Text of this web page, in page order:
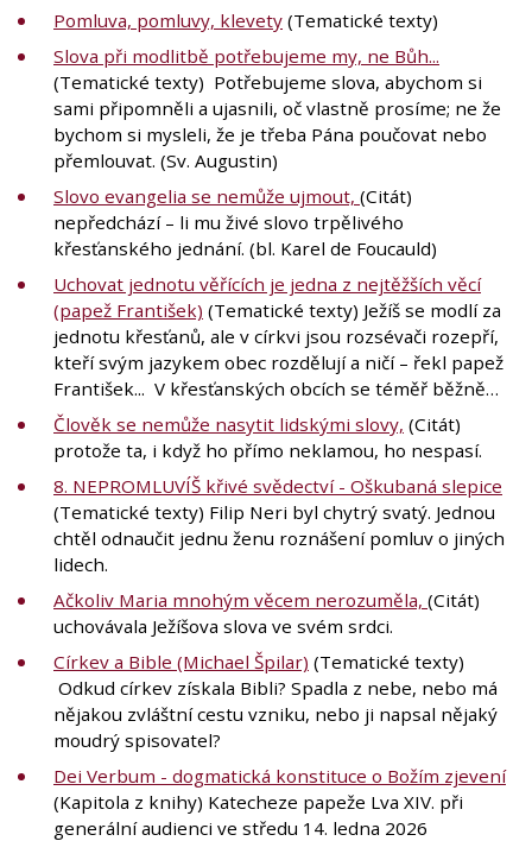
Pomluva, pomluvy, klevety (Tematické texty)
Slova při modlitbě potřebujeme my, ne Bůh...
(Tematické texty) Potřebujeme slova, abychom si
sami připomněli a ujasnili, oč vlastně prosíme; ne že
bychom si mysleli, že je třeba Pána poučovat nebo
přemlouvat. (Sv. Augustin)
Slovo evangelia se nemůže ujmout, (Citát)
nepředchází – li mu živé slovo trpělivého
křesťanského jednání. (bl. Karel de Foucauld)
Uchovat jednotu věřících je jedna z nejtěžších věcí
(papež František) (Tematické texty) Ježíš se modlí za
jednotu křesťanů, ale v církvi jsou rozsévači rozepří,
kteří svým jazykem obec rozdělují a ničí – řekl papež
František... V křesťanských obcích se téměř běžně…
Člověk se nemůže nasytit lidskými slovy, (Citát)
protože ta, i když ho přímo neklamou, ho nespasí.
8. NEPROMLUVÍŠ křivé svědectví - Oškubaná slepice
(Tematické texty) Filip Neri byl chytrý svatý. Jednou
chtěl odnaučit jednu ženu roznášení pomluv o jiných
lidech.
Ačkoliv Maria mnohým věcem nerozuměla, (Citát)
uchovávala Ježíšova slova ve svém srdci.
Církev a Bible (Michael Špilar) (Tematické texty)
Odkud církev získala Bibli? Spadla z nebe, nebo má
nějakou zvláštní cestu vzniku, nebo ji napsal nějaký
moudrý spisovatel?
Dei Verbum - dogmatická konstituce o Božím zjevení
(Kapitola z knihy) Katecheze papeže Lva XIV. při
generální audienci ve středu 14. ledna 2026